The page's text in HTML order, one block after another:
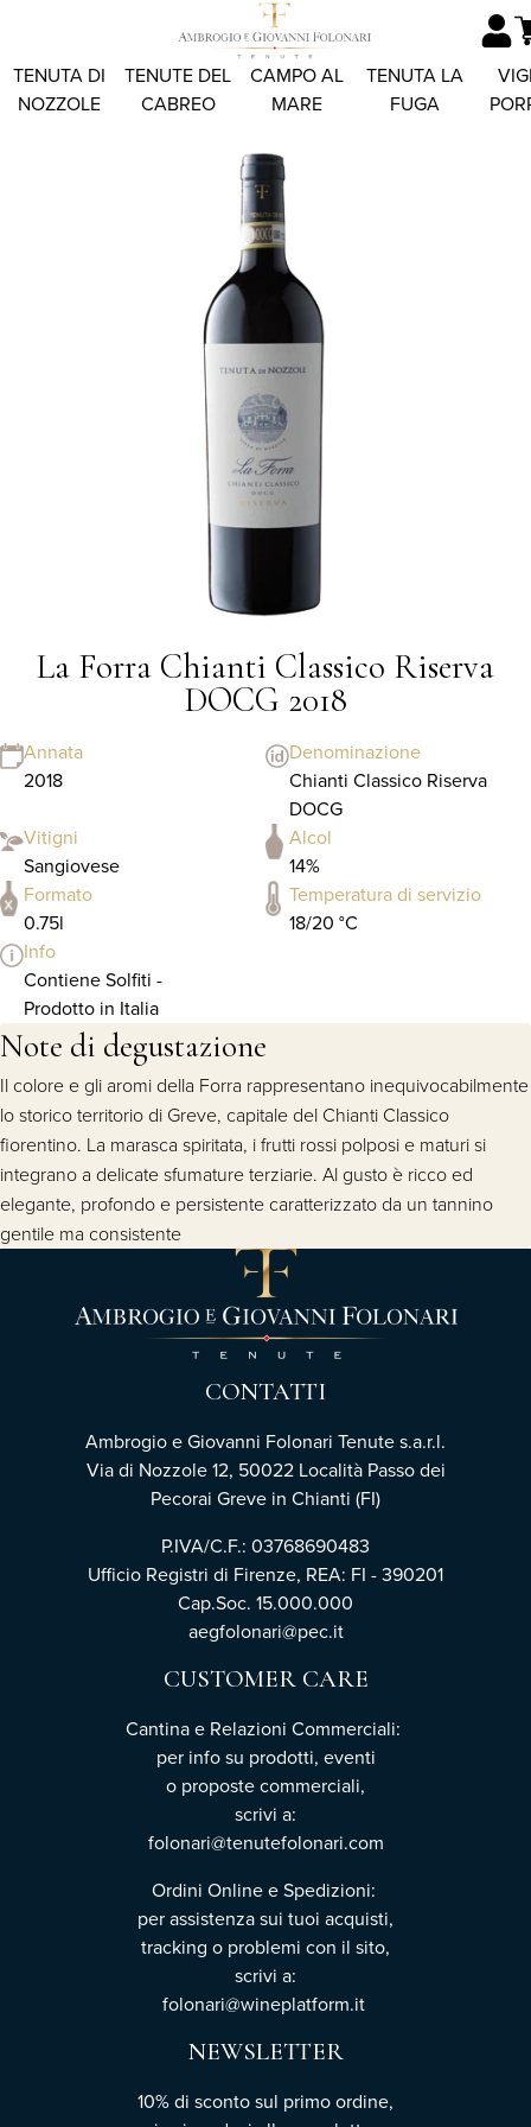
TENUTA DI
NOZZOLE
TENUTE DEL
CABREO
CAMPO AL
MARE
TENUTA LA
FUGA
La Forra Chianti Classico Riserva
DOCG 2018
Annata
2018
Denominazione
Chianti Classico Riserva
DOCG
Vitigni
Sangiovese
Alcol
14%
Formato
0.75l
Temperatura di servizio
18/20 °C
Info
Contiene Solfiti -
Prodotto in Italia
Note di degustazione
Il colore e gli aromi della Forra rappresentano inequivocabilmente
lo storico territorio di Greve, capitale del Chianti Classico
fiorentino. La marasca spiritata, i frutti rossi polposi e maturi si
integrano a delicate sfumature terziarie. Al gusto è ricco ed
elegante, profondo e persistente caratterizzato da un tannino
gentile ma consistente
CONTATTI
Ambrogio e Giovanni Folonari Tenute s.a.r.l.
Via di Nozzole 12, 50022 Località Passo dei
Pecorai Greve in Chianti (FI)
P.IVA/C.F.: 03768690483
Ufficio Registri di Firenze, REA: FI - 390201
Cap.Soc. 15.000.000
aegfolonari@pec.it
CUSTOMER CARE
Cantina e Relazioni Commerciali:
per info su prodotti, eventi
o proposte commerciali,
scrivi a:
folonari@tenutefolonari.com
Ordini Online e Spedizioni:
per assistenza sui tuoi acquisti,
tracking o problemi con il sito,
scrivi a:
folonari@wineplatform.it
NEWSLETTER
10% di sconto sul primo ordine,